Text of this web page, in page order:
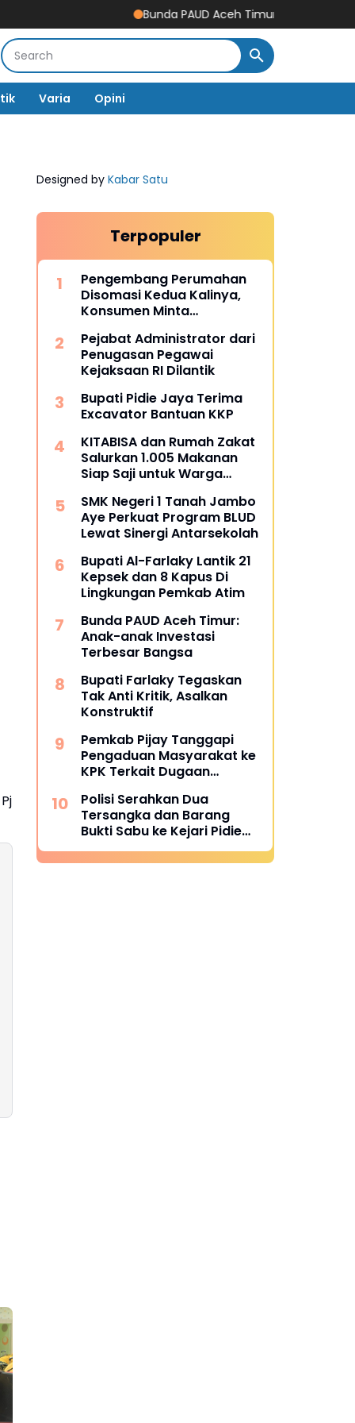
Bunda PAUD Aceh Timur Resmikan Gedung
Varia Opini
Designed by Kabar Satu
Terpopuler
Pengembang Perumahan
Disomasi Kedua Kalinya,
Konsumen Minta
Juta
Pejabat Administrator dari
Penugasan Pegawai
Kejaksaan RI Dilantik
Bupati Pidie Jaya Terima
Excavator Bantuan KKP
KITABISA dan Rumah Zakat
Salurkan 1.005 Makanan
Siap Saji untuk Warga
SMK Negeri 1 Tanah Jambo
Aye Perkuat Program BLUD
Lewat Sinergi Antarsekolah
Bupati Al-Farlaky Lantik 21
Kepsek dan 8 Kapus Di
Lingkungan Pemkab Atim
Bunda PAUD Aceh Timur:
Anak-anak Investasi
Terbesar Bangsa
Bupati Farlaky Tegaskan
Tak Anti Kritik, Asalkan
Konstruktif
Pemkab Pijay Tanggapi
Pengaduan Masyarakat ke
KPK Terkait Dugaan
Persen
Polisi Serahkan Dua
Tersangka dan Barang
Bukti Sabu ke Kejari Pidie
Jaya